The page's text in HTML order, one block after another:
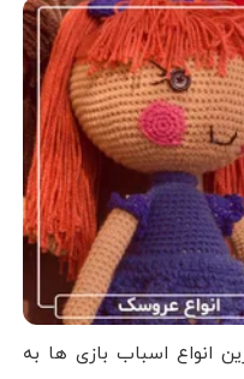
انواع اسباب بازی ها به